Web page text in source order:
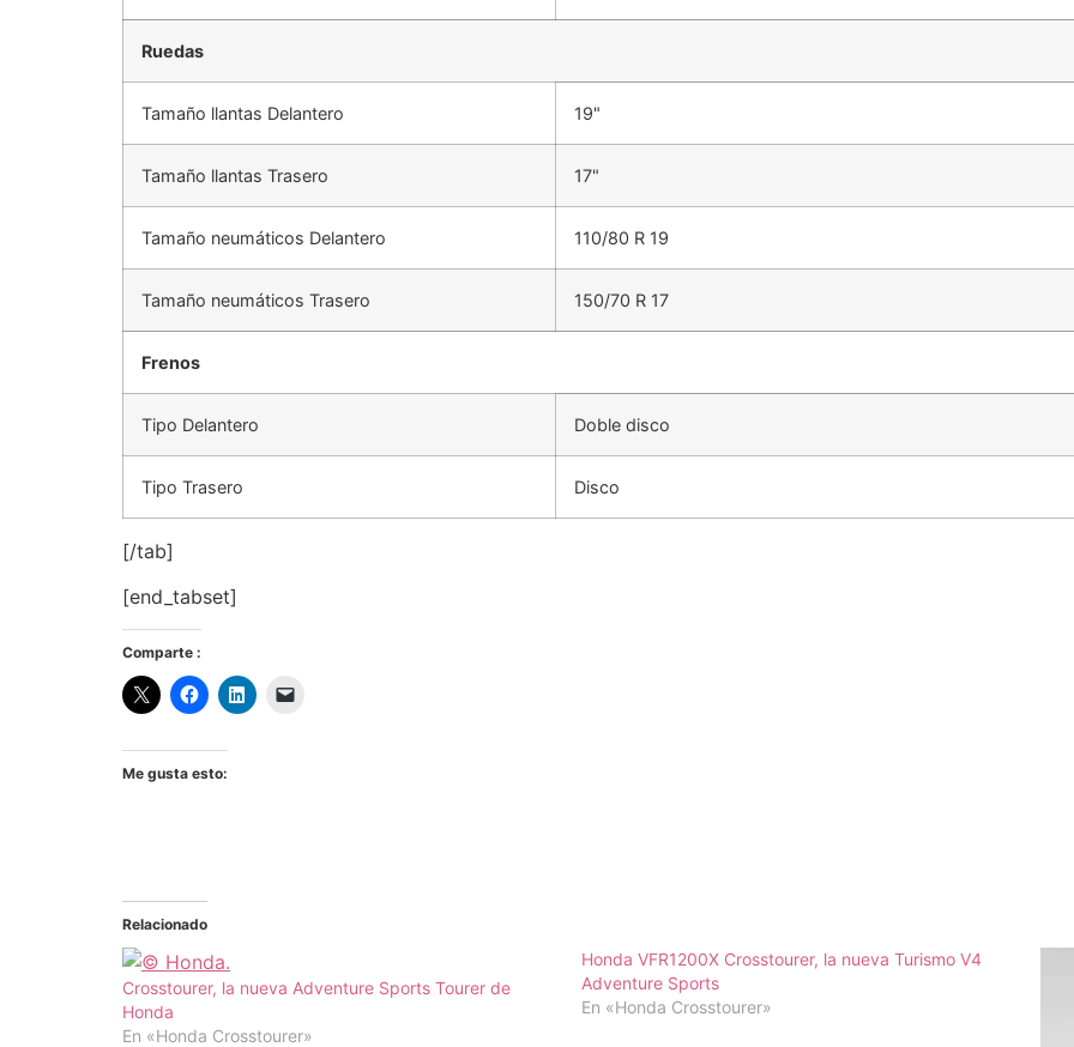
Ruedas
Tamaño llantas Delantero 19"
Tamaño llantas Trasero 17"
Tamaño neumáticos Delantero 110/80 R 19
Tamaño neumáticos Trasero 150/70 R 17
Frenos
Tipo Delantero Doble disco
Tipo Trasero Disco
[/tab]
[end_tabset]
Comparte :
Me gusta esto:
Relacionado
Crosstourer, la nueva Adventure Sports Tourer de
Honda
En «Honda Crosstourer»
Honda VFR1200X Crosstourer, la nueva Turismo V4
Adventure Sports
En «Honda Crosstourer»